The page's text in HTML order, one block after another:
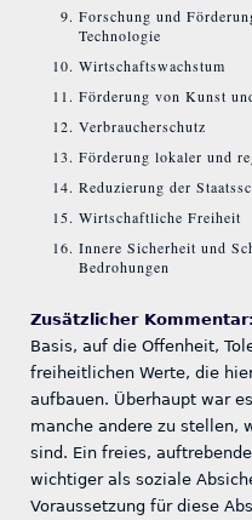
Forschung und
Technologie
Wirtschaftswachstum
Förderung von Kunst
Verbraucherschutz
Förderung lokaler und
Reduzierung der
Wirtschaftliche Freiheit
Innere Sicherheit und
Bedrohungen
Zusätzlicher Kommentar:
Basis, auf die Offenheit,
freiheitlichen Werte, die
aufbauen. Überhaupt war
manche andere zu stellen,
sind. Ein freies,
wichtiger als soziale
Voraussetzung für diese